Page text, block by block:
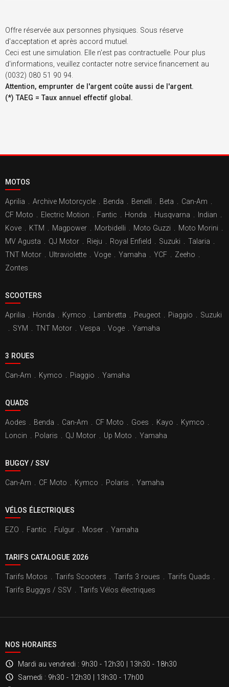
Offre réservée aux personnes physiques. Sous réserve
d'acceptation et après accord mutuel.
Ceci est une simulation. Elle n'est pas contractuelle. Pour plus
d'informations, veuillez contacter notre service financement au
(0032) 080 51 90 94.
Attention, emprunter de l'argent coûte aussi de l'argent.
(*) TAEG = Taux annuel effectif global.
MOTOS
Aprilia Archive Motorcycle Benda Benelli Beta Can-Am
CF Moto
Electric Motion Fantic Honda Husqvarna Indian
Kove
KTM Magpower Morbidelli Moto Guzzi Moto Morini
MV Agusta
QJ Motor Rieju Royal Enfield Suzuki Talaria
TNT Motor
Ultraviolette Voge Yamaha YCF Zeeho
Zontes
SCOOTERS
Aprilia Honda Kymco Lambretta Peugeot Piaggio
Suzuki
SYM TNT Motor Vespa Voge Yamaha
3 ROUES
Can-Am Kymco Piaggio Yamaha
QUADS
Aodes Benda Can-Am CF Moto Goes Kayo Kymco
Loncin
Polaris QJ Motor Up Moto Yamaha
BUGGY / SSV
Can-Am CF Moto Kymco Polaris Yamaha
VÉLOS ÉLECTRIQUES
EZO Fantic Fulgur Moser Yamaha
TARIFS CATALOGUE 2026
Tarifs Motos Tarifs Scooters Tarifs 3 roues Tarifs Quads
Tarifs Buggys / SSV
Tarifs Vélos électriques
NOS HORAIRES
Mardi au vendredi : 9h30 - 12h30 | 13h30 - 18h30
Samedi : 9h30 - 12h30 | 13h30 - 17h00